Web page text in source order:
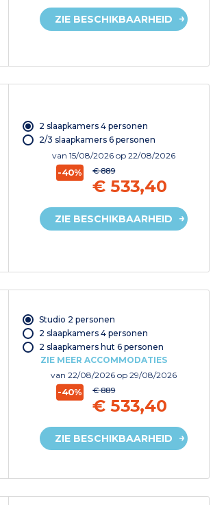
ZIE BESCHIKBAARHEID
2 slaapkamers 4 personen
2/3 slaapkamers 6 personen
van 15/08/2026 op 22/08/2026
-40% € 889
€ 533,40
ZIE BESCHIKBAARHEID
Studio 2 personen
2 slaapkamers 4 personen
2 slaapkamers hut 6 personen
ZIE MEER ACCOMMODATIES
van 22/08/2026 op 29/08/2026
-40% € 889
€ 533,40
ZIE BESCHIKBAARHEID